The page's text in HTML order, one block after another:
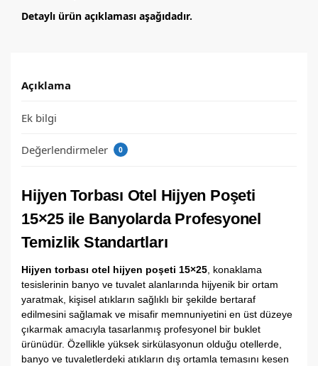
Detaylı ürün açıklaması aşağıdadır.
Açıklama
Ek bilgi
Değerlendirmeler 0
Hijyen Torbası Otel Hijyen Poşeti
15×25 ile Banyolarda Profesyonel
Temizlik Standartları
Hijyen torbası otel hijyen poşeti 15×25 , konaklama
tesislerinin banyo ve tuvalet alanlarında hijyenik bir ortam
yaratmak, kişisel atıkların sağlıklı bir şekilde bertaraf
edilmesini sağlamak ve misafir memnuniyetini en üst düzeye
çıkarmak amacıyla tasarlanmış profesyonel bir buklet
ürünüdür. Özellikle yüksek sirkülasyonun olduğu otellerde,
banyo ve tuvaletlerdeki atıkların dış ortamla temasını kesen